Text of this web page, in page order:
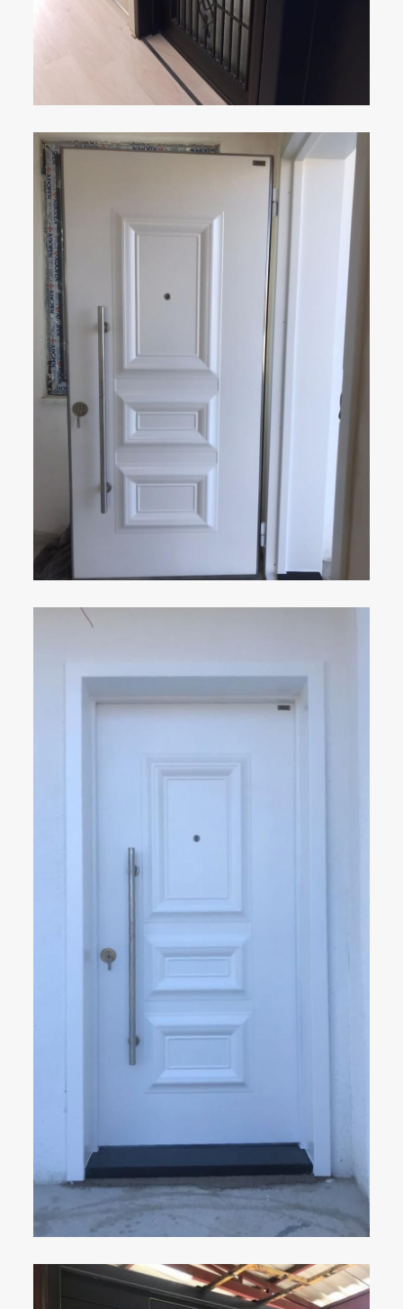
ÇELIK KAPI
DETAYLAR
ÇELIK KAPI
DETAYLAR